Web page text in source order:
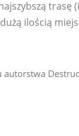
trasę (i
ilością
autorstwa